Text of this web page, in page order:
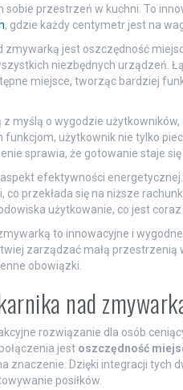
sobie przestrzeń w kuchni. To
, gdzie każdy centymetr jest na
zmywarką jest oszczędność
niezbędnych urządzeń.
miejsce, tworząc bardziej
myślą o wygodzie
użytkownik nie tylko
sprawia, że gotowanie staje
efektywności
co przekłada się na niższe
użytkowanie, co jest
to innowacyjne i
zarządzać małą
obowiązki.
nad
rozwiązanie dla osób
jest oszczędność
znaczenie. Dzięki integracji tych
posiłków.